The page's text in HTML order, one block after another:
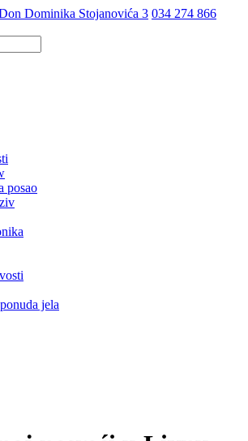
Dominika Stojanovića 3 034 274 866
posao
jela